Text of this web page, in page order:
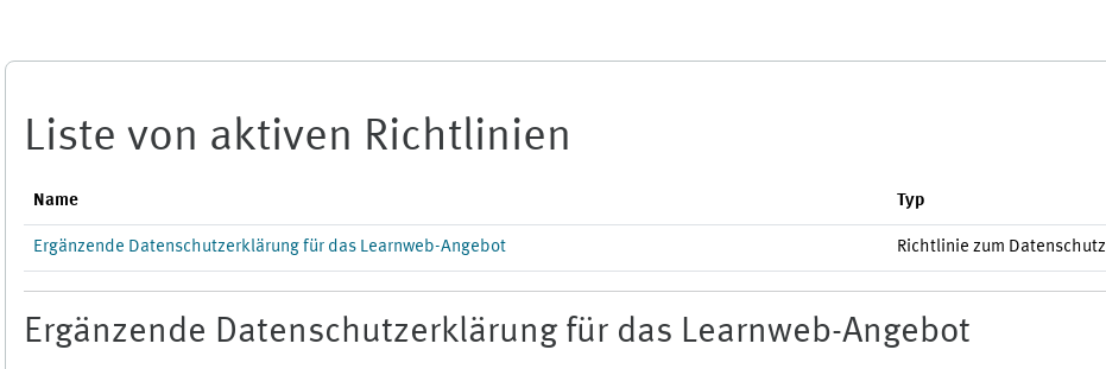
Liste von aktiven Richtlinien
Name Typ
Ergänzende Datenschutzerklärung für das Learnweb-Angebot Richtlinie zum Datenschutz
Ergänzende Datenschutzerklärung für das Learnweb-Angebot